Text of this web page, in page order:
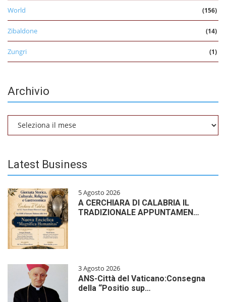
World (156)
Zibaldone (14)
Zungri (1)
Archivio
Archivio
Latest Business
5 Agosto 2026
A CERCHIARA DI CALABRIA IL
TRADIZIONALE APPUNTAMEN…
3 Agosto 2026
ANS-Città del Vaticano:Consegna
della “Positio sup…